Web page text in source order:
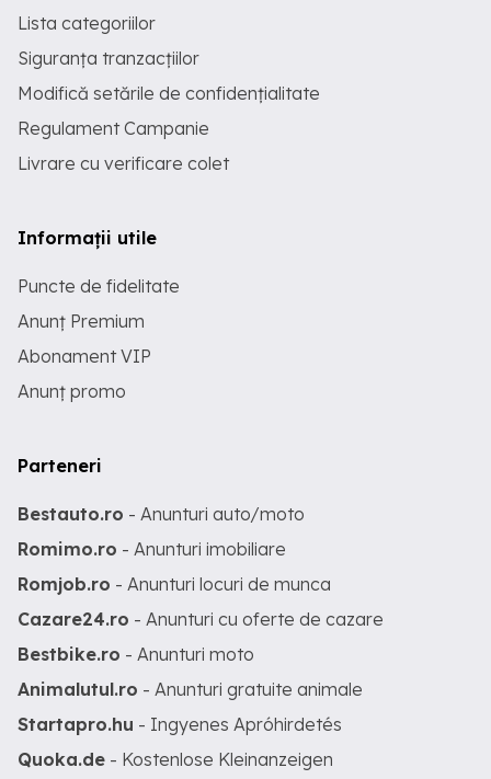
Lista categoriilor
Siguranța tranzacțiilor
Modifică setările de confidențialitate
Regulament Campanie
Livrare cu verificare colet
Informații utile
Puncte de fidelitate
Anunț Premium
Abonament VIP
Anunț promo
Parteneri
Bestauto.ro - Anunturi auto/moto
Romimo.ro - Anunturi imobiliare
Romjob.ro - Anunturi locuri de munca
Cazare24.ro - Anunturi cu oferte de cazare
Bestbike.ro - Anunturi moto
Animalutul.ro - Anunturi gratuite animale
Startapro.hu - Ingyenes Apróhirdetés
Quoka.de - Kostenlose Kleinanzeigen